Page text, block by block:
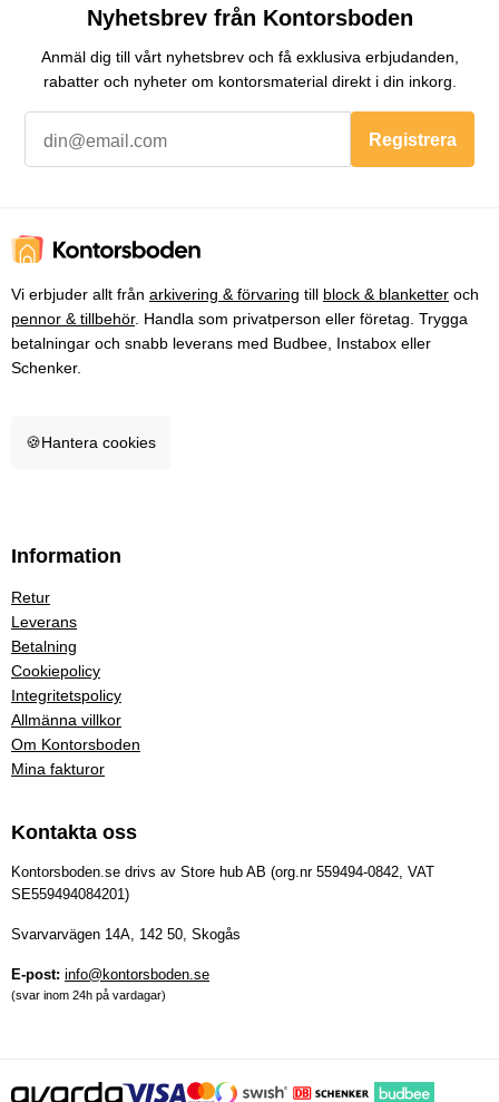
Nyhetsbrev från Kontorsboden
Anmäl dig till vårt nyhetsbrev och få exklusiva erbjudanden,
rabatter och nyheter om kontorsmaterial direkt i din inkorg.
Registrera
Vi erbjuder allt från arkivering & förvaring till block & blanketter och
pennor & tillbehör. Handla som privatperson eller företag. Trygga
betalningar och snabb leverans med Budbee, Instabox eller
Schenker.
🍪Hantera cookies
Information
Retur
Leverans
Betalning
Cookiepolicy
Integritetspolicy
Allmänna villkor
Om Kontorsboden
Mina fakturor
Kontakta oss
Kontorsboden.se drivs av Store hub AB (org.nr 559494-0842, VAT
SE559494084201)
Svarvarvägen 14A, 142 50, Skogås
E-post: info@kontorsboden.se
(svar inom 24h på vardagar)